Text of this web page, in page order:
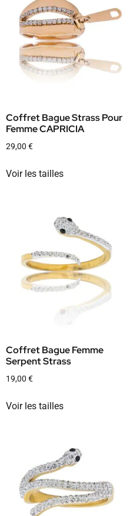
Coffret Bague Strass Pour
Femme CAPRICIA
29,00 €
Voir les tailles
Coffret Bague Femme
Serpent Strass
19,00 €
Voir les tailles